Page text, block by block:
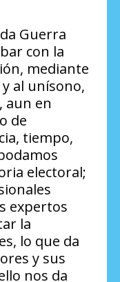
Guerra
con la
mediante
al unísono,
aun en
de
tiempo,
electoral;
expertos
la
lo que da
y sus
nos da